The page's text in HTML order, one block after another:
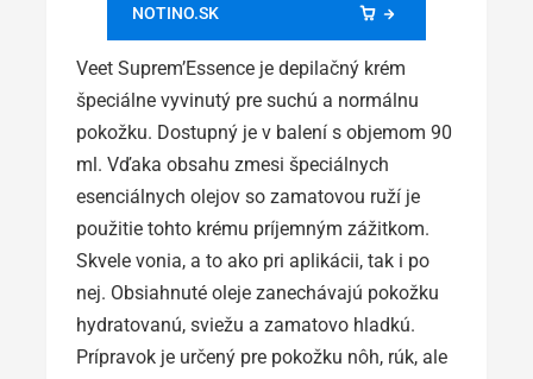
NOTINO.SK
Veet Suprem’Essence je depilačný krém
špeciálne vyvinutý pre suchú a normálnu
pokožku. Dostupný je v balení s objemom 90
ml. Vďaka obsahu zmesi špeciálnych
esenciálnych olejov so zamatovou ruží je
použitie tohto krému príjemným zážitkom.
Skvele vonia, a to ako pri aplikácii, tak i po
nej. Obsiahnuté oleje zanechávajú pokožku
hydratovanú, sviežu a zamatovo hladkú.
Prípravok je určený pre pokožku nôh, rúk, ale